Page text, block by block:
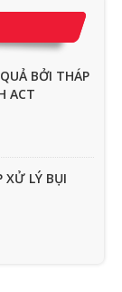
BỞI THÁP
ACT
XỬ LÝ BỤI